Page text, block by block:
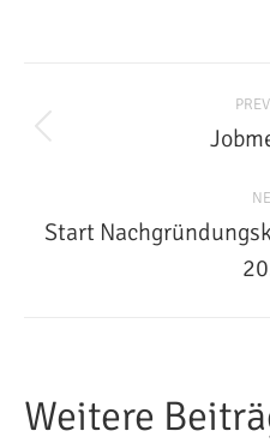
navigation
Start
Weitere